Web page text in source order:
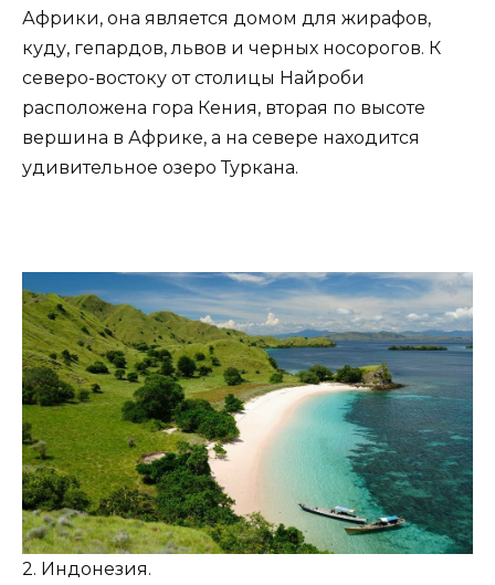
Африки, она является домом для жирафов,
куду, гепардов, львов и черных носорогов. К
северо-востоку от столицы Найроби
расположена гора Кения, вторая по высоте
вершина в Африке, а на севере находится
удивительное озеро Туркана.
2. Индонезия.